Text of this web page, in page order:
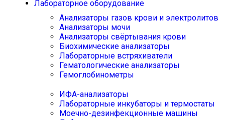
Лабораторное оборудование
Анализаторы газов крови и электролитов
Анализаторы мочи
Анализаторы свёртывания крови
Биохимические анализаторы
Лабораторные встряхиватели
Гематологические анализаторы
Гемоглобинометры
ИФА-анализаторы
Лабораторные инкубаторы и термостаты
Моечно-дезинфекционные машины